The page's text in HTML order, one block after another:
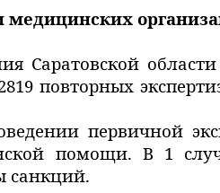
Саратовской области
повторных
первичной
помощи. В 1
санкций.